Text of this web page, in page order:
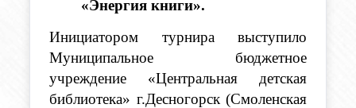
«Энергия книги».
Инициатором турнира выступило
Муниципальное бюджетное
учреждение «Центральная детская
библиотека» г.Десногорск (Смоленская